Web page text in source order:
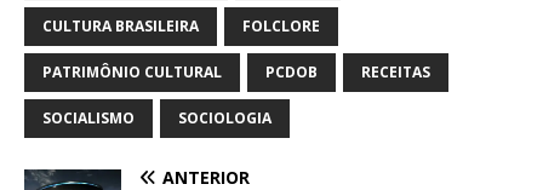
A
p
p
b
o
o
k
dI
n
r
CULTURA BRASILEIRA FOLCLORE
PATRIMÔNIO CULTURAL PCDOB RECEITAS
SOCIALISMO SOCIOLOGIA
ANTERIOR